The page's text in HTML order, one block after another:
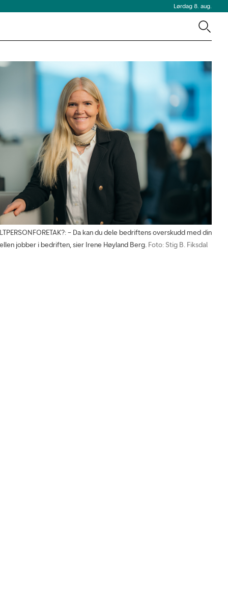
Lørdag 8. aug.
– Da kan du dele bedriftens overskudd med din
jobber i bedriften, sier Irene Høyland Berg. Foto: Stig B. Fiksdal